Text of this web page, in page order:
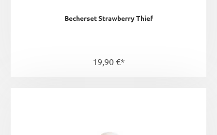
Becherset Strawberry Thief
19,90 €*